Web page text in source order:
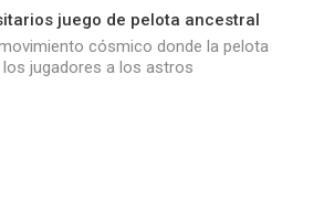
juego de pelota ancestral
cósmico donde la pelota
jugadores a los astros